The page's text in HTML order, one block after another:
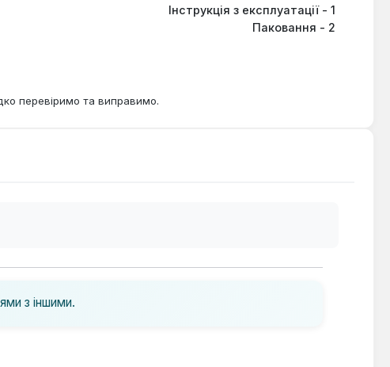
Інструкція з експлуатації - 1
Паковання - 2
перевіримо та виправимо.
з іншими.